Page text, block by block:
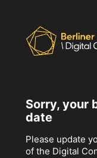
Sorry, your
date
Please update
of the Digital